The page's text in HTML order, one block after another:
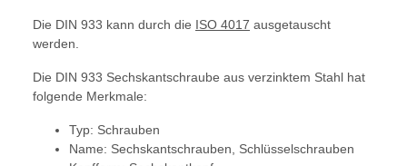
Die DIN 933 kann durch die ISO 4017 ausgetauscht
werden.
Die DIN 933 Sechskantschraube aus verzinktem Stahl hat
folgende Merkmale:
Typ: Schrauben
Name: Sechskantschrauben, Schlüsselschrauben